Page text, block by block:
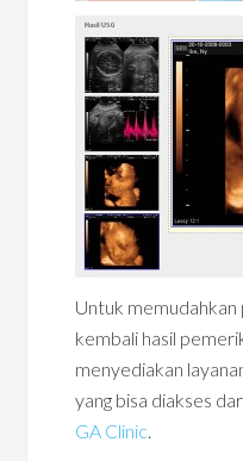
Untuk memudahkan
kembali hasil
menyediakan
yang bisa diakses
GA Clinic.